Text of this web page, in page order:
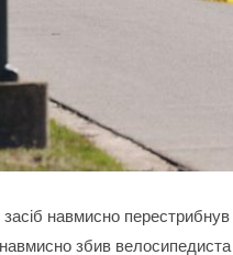
засіб навмисно перестрибнув
збив велосипедиста